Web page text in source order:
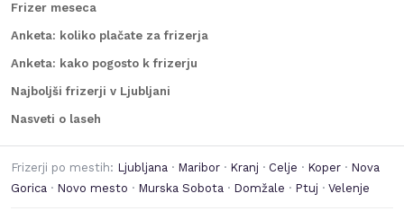
Frizer meseca
Anketa: koliko plačate za frizerja
Anketa: kako pogosto k frizerju
Najboljši frizerji v Ljubljani
Nasveti o laseh
Frizerji po mestih: Ljubljana · Maribor · Kranj · Celje · Koper · Nova
Gorica · Novo mesto · Murska Sobota · Domžale · Ptuj · Velenje